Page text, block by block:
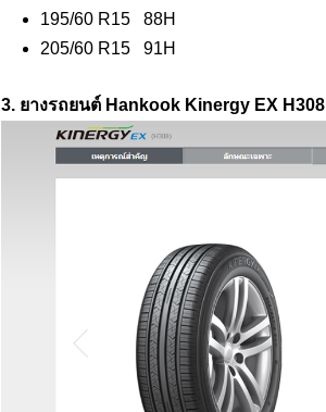
195/60 R15 88H
205/60 R15 91H
3. ยางรถยนต์ Hankook Kinergy EX H308